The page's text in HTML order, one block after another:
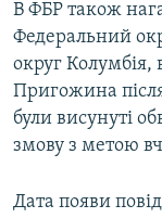
В ФБР також
Федеральний
округ
Пригожина
були висунуті
змову з метою
Дата появи